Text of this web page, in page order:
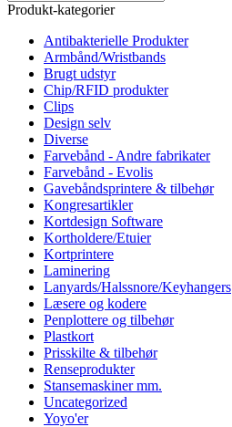
Produkt-kategorier
Antibakterielle Produkter
Armbånd/Wristbands
Brugt udstyr
Chip/RFID produkter
Clips
Design selv
Diverse
Farvebånd - Andre fabrikater
Farvebånd - Evolis
Gavebåndsprintere & tilbehør
Kongresartikler
Kortdesign Software
Kortholdere/Etuier
Kortprintere
Laminering
Lanyards/Halssnore/Keyhangers
Læsere og kodere
Penplottere og tilbehør
Plastkort
Prisskilte & tilbehør
Renseprodukter
Stansemaskiner mm.
Uncategorized
Yoyo'er